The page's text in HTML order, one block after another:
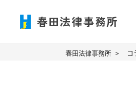
春田法律事務所 コ